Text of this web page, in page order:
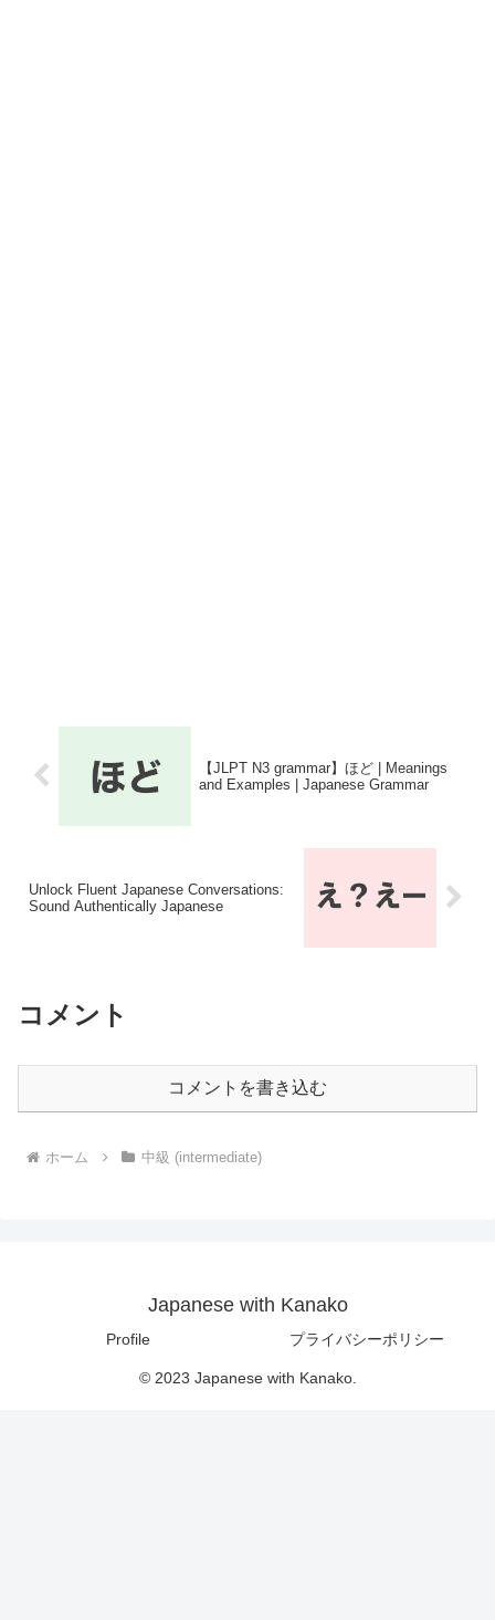
【JLPT N3 grammar】ほど | Meanings
and Examples | Japanese Grammar
Unlock Fluent Japanese Conversations:
Sound Authentically Japanese
コメント
コメントを書き込む
ホーム 中級 (intermediate)
Japanese with Kanako
Profile プライバシーポリシー
© 2023 Japanese with Kanako.